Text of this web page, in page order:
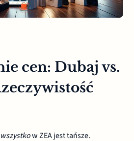
cen: Dubaj vs.
wszystkow ZEA jest tańsze.